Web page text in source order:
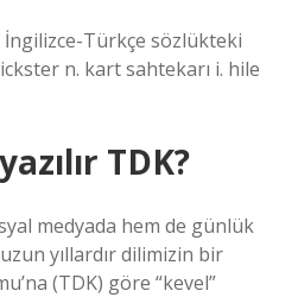
Türkçe sözlükteki
n. kart sahtekarı i. hile
TDK?
medyada hem de günlük
yıllardır dilimizin bir
(TDK) göre “kevel”